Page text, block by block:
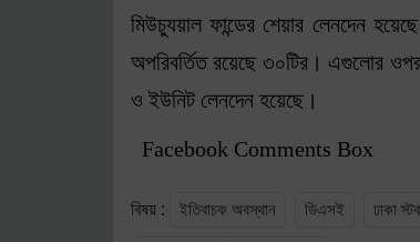
মিউচ্যুয়াল ফান্ডের শেয়ার লেনদেন
অপরিবর্তিত রয়েছে ৩০টির। এগুলোর
ও ইউনিট লেনদেন হয়েছে।
Facebook Comments Box
বিষয় : ইতিবাচক অবস্থান ডিএসই ঢাকা